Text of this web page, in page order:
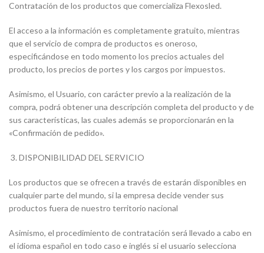
Contratación de los productos que comercializa Flexosled.
El acceso a la información es completamente gratuito, mientras
que el servicio de compra de productos es oneroso,
especificándose en todo momento los precios actuales del
producto, los precios de portes y los cargos por impuestos.
Asimismo, el Usuario, con carácter previo a la realización de la
compra, podrá obtener una descripción completa del producto y de
sus características, las cuales además se proporcionarán en la
«Confirmación de pedido».
DISPONIBILIDAD DEL SERVICIO
Los productos que se ofrecen a través de estarán disponibles en
cualquier parte del mundo, si la empresa decide vender sus
productos fuera de nuestro territorio nacional
Asimismo, el procedimiento de contratación será llevado a cabo en
el idioma español en todo caso e inglés si el usuario selecciona